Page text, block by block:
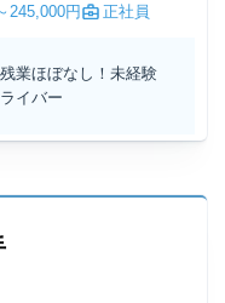
245,000円 正社員
業ほぼなし！未経験
イバー